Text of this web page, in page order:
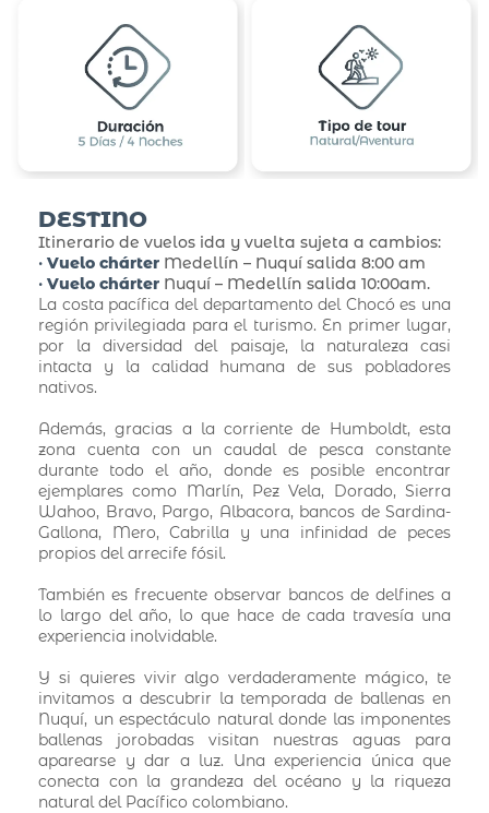
DESTINO
Itinerario de vuelos ida y vuelta sujeta a cambios:
• Vuelo chárter Medellín – Nuquí salida 8:00 am
• Vuelo chárter Nuquí – Medellín salida 10:00am.
La costa pacífica del departamento del Chocó es una
región privilegiada para el turismo. En primer lugar,
por la diversidad del paisaje, la naturaleza casi
intacta y la calidad humana de sus pobladores
nativos.
Además, gracias a la corriente de Humboldt, esta
zona cuenta con un caudal de pesca constante
durante todo el año, donde es posible encontrar
ejemplares como Marlín, Pez Vela, Dorado, Sierra
Wahoo, Bravo, Pargo, Albacora, bancos de Sardina-
Gallona, Mero, Cabrilla y una infinidad de peces
propios del arrecife fósil.
También es frecuente observar bancos de delfines a
lo largo del año, lo que hace de cada travesía una
experiencia inolvidable.
Y si quieres vivir algo verdaderamente mágico, te
invitamos a descubrir la temporada de ballenas en
Nuquí, un espectáculo natural donde las imponentes
ballenas jorobadas visitan nuestras aguas para
aparearse y dar a luz. Una experiencia única que
conecta con la grandeza del océano y la riqueza
natural del Pacífico colombiano.